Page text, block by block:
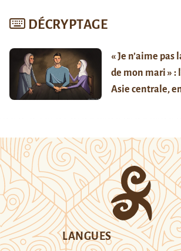
DÉCRYPTAGE
« Je n’aime pas
de mon mari » :
Asie centrale,
LANGUES